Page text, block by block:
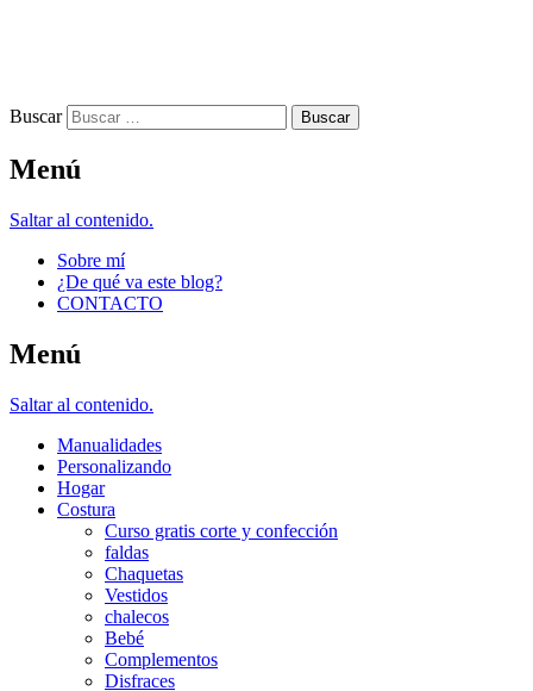
Buscar
Menú
Saltar al contenido.
Sobre mí
¿De qué va este blog?
CONTACTO
Menú
Saltar al contenido.
Manualidades
Personalizando
Hogar
Costura
Curso gratis corte y confección
faldas
Chaquetas
Vestidos
chalecos
Bebé
Complementos
Disfraces